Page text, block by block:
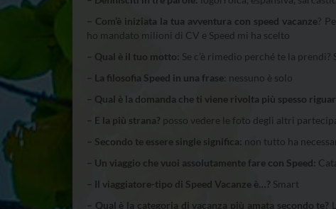
– Com’è iniziata la tua avventura con speed vacanze?
ho mandato milioni di CV e Speed mi ha scelto
– Qual è il tuo motto: Se c’è rimedio perché te la
– La filosofia Speed in una frase: nessuno è solo
– Qual è la domanda che ti viene rivolta più spesso
– E la più strana? posso vedere le foto degli altri
– Secondo te essere single significa: non tutto ha
– Un viaggio che vuoi assolutamente fare con Speed:
– Il viaggiatore-tipo di Speed Vacanze è…? Smart
– Qual è la categoria di vacanza più amata secondo te?